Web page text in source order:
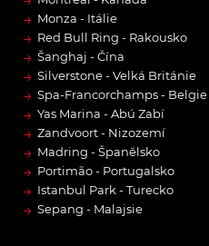
→ Monza - Itálie
→ Red Bull Ring - Rakousko
→ Šanghaj - Čína
→ Silverstone - Velká Británie
→ Spa-Francorchamps - Belgie
→ Yas Marina - Abú Zabí
→ Zandvoort - Nizozemí
→ Madring - Španělsko
→ Portimão - Portugalsko
→ Istanbul Park - Turecko
→ Sepang - Malajsie